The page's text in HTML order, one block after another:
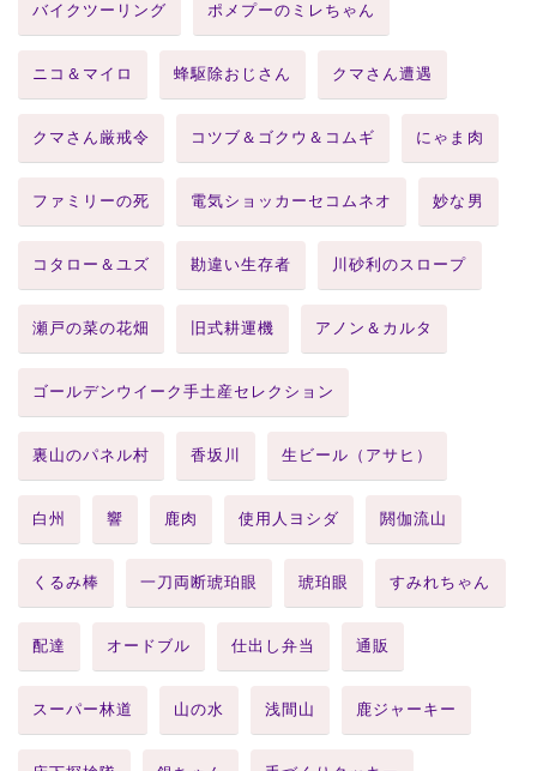
バイクツーリング ポメプーのミレちゃん
ニコ＆マイロ 蜂駆除おじさん クマさん遭遇
クマさん厳戒令 コツブ＆ゴクウ＆コムギ にゃま肉
ファミリーの死 電気ショッカーセコムネオ 妙な男
コタロー＆ユズ 勘違い生存者 川砂利のスロープ
瀬戸の菜の花畑 旧式耕運機 アノン＆カルタ
ゴールデンウイーク手土産セレクション
裏山のパネル村 香坂川 生ビール（アサヒ）
白州 響 鹿肉 使用人ヨシダ 閼伽流山
くるみ棒 一刀両断琥珀眼 琥珀眼 すみれちゃん
配達 オードブル 仕出し弁当 通販
スーパー林道 山の水 浅間山 鹿ジャーキー